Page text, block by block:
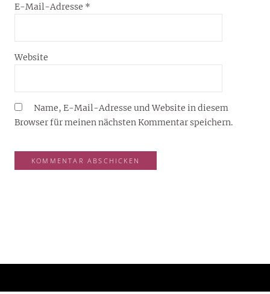
E-Mail-Adresse *
Website
Name, E-Mail-Adresse und Website in diesem
Browser für meinen nächsten Kommentar speichern.